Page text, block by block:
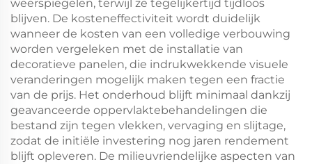
weerspiegelen, terwijl ze tegelijkertijd tijdloos
blijven. De kosteneffectiviteit wordt duidelijk
wanneer de kosten van een volledige verbouwing
worden vergeleken met de installatie van
decoratieve panelen, die indrukwekkende visuele
veranderingen mogelijk maken tegen een fractie
van de prijs. Het onderhoud blijft minimaal dankzij
geavanceerde oppervlaktebehandelingen die
bestand zijn tegen vlekken, vervaging en slijtage,
zodat de initiële investering nog jaren rendement
blijft opleveren. De milieuvriendelijke aspecten van